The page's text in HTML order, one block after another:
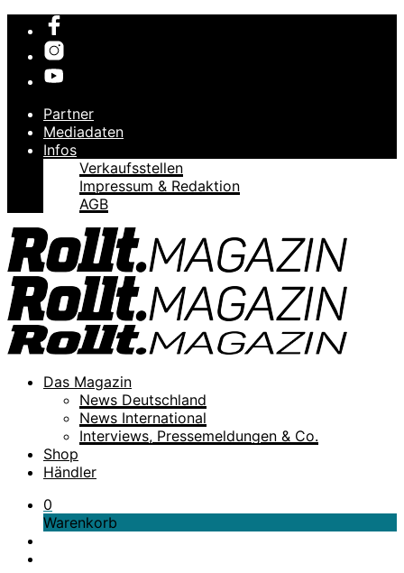
Partner
Mediadaten
Infos
Verkaufsstellen
Impressum & Redaktion
AGB
Das Magazin
News Deutschland
News International
Interviews, Pressemeldungen & Co.
Shop
Händler
0
Warenkorb